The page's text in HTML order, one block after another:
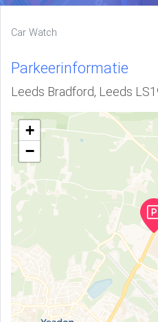
Car Watch
Parkeerinformatie
Leeds Bradford, Leeds
+
−